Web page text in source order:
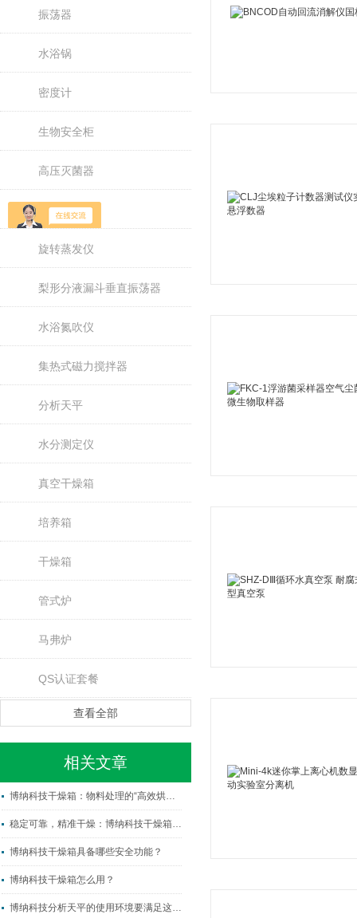
振荡器
水浴锅
密度计
生物安全柜
高压灭菌器
干式氮吹仪
旋转蒸发仪
梨形分液漏斗垂直振荡器
水浴氮吹仪
集热式磁力搅拌器
分析天平
水分测定仪
真空干燥箱
培养箱
干燥箱
管式炉
马弗炉
QS认证套餐
查看全部
相关文章
博纳科技干燥箱：物料处理的“高效烘干专家”
稳定可靠，精准干燥：博纳科技干燥箱的专业品质
博纳科技干燥箱具备哪些安全功能？
博纳科技干燥箱怎么用？
博纳科技分析天平的使用环境要满足这样的条件